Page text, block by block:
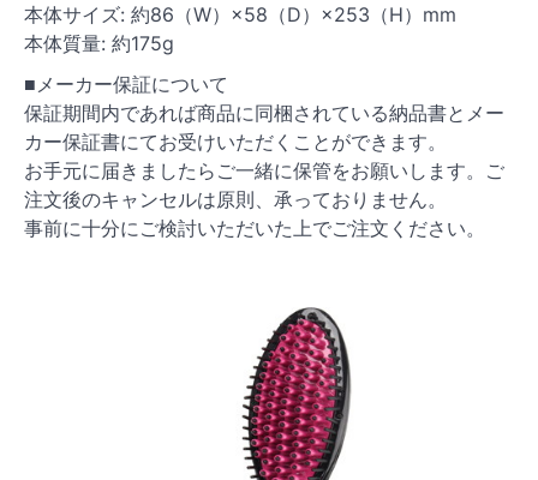
本体サイズ: 約86（W）×58（D）×253（H）mm
本体質量: 約175g
■メーカー保証について
保証期間内であれば商品に同梱されている納品書とメー
カー保証書にてお受けいただくことができます。
お手元に届きましたらご一緒に保管をお願いします。ご
注文後のキャンセルは原則、承っておりません。
事前に十分にご検討いただいた上でご注文ください。